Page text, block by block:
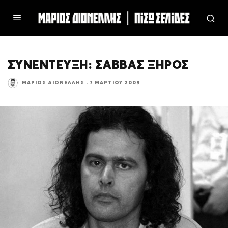
ΣΥΝΕΝΤΕΥΞΗ: ΣΑΒΒΑΣ ΞΗΡΟΣ
ΜΆΡΙΟΣ ΔΙΟΝΈΛΛΗΣ · 7 ΜΑΡΤΊΟΥ 2009